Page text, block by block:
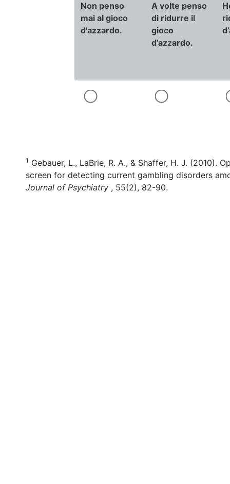
Non penso
mai al gioco
d'azzardo.
A volte penso
di ridurre il
gioco
d’azzardo.
1 Gebauer, L., LaBrie, R. A., & Shaffer, H. J.
screen for detecting current gambling disorders
Journal of Psychiatry , 55(2), 82-90.